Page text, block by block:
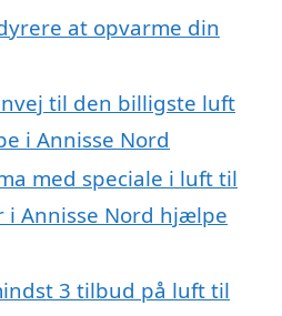
at opvarme din
til den billigste luft
i Annisse Nord
med speciale i luft til
Annisse Nord hjælpe
3 tilbud på luft til